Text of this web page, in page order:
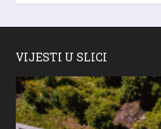
VIJESTI U SLICI